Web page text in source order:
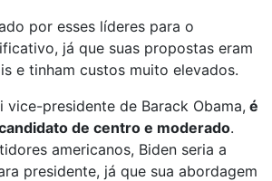
por esses líderes para o
já que suas propostas eram
e tinham custos muito elevados.
vice-presidente de Barack Obama, é
de centro e moderado.
americanos, Biden seria a
presidente, já que sua abordagem